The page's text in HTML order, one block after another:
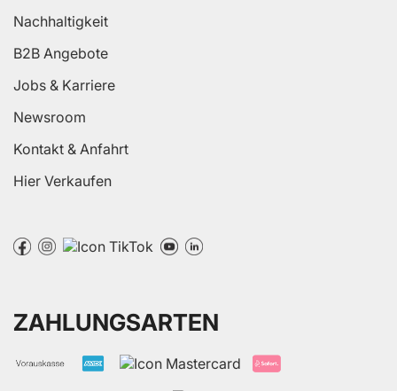
Nachhaltigkeit
B2B Angebote
Jobs & Karriere
Newsroom
Kontakt & Anfahrt
Hier Verkaufen
ZAHLUNGSARTEN